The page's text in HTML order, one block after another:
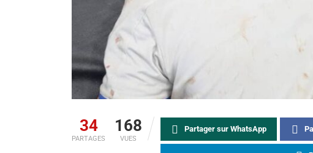
34
PARTAGES
168
VUES
Partager sur WhatsApp